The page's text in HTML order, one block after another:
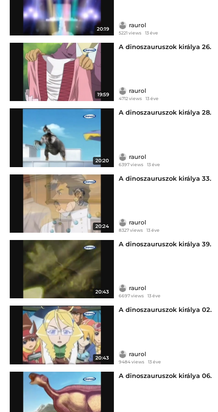
20:19
raurol
5221 views 13 éve
19:59
A dinoszauruszok királya 26.
raurol
4712 views 13 éve
20:20
A dinoszauruszok királya 28.
raurol
6397 views 13 éve
20:24
A dinoszauruszok királya 33.
raurol
8327 views 13 éve
20:43
A dinoszauruszok királya 39.
raurol
6697 views 13 éve
20:43
A dinoszauruszok királya 02.
raurol
9484 views 13 éve
A dinoszauruszok királya 06.